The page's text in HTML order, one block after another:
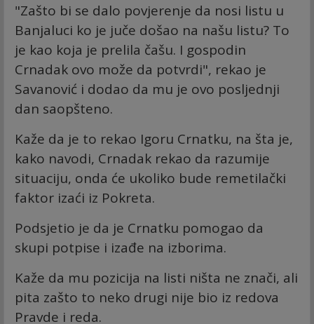
"Zašto bi se dalo povjerenje da nosi listu u
Banjaluci ko je juče došao na našu listu? To
je kao koja je prelila čašu. I gospodin
Crnadak ovo može da potvrdi", rekao je
Savanović i dodao da mu je ovo posljednji
dan saopšteno.
Kaže da je to rekao Igoru Crnatku, na šta je,
kako navodi, Crnadak rekao da razumije
situaciju, onda će ukoliko bude remetilački
faktor izaći iz Pokreta.
Podsjetio je da je Crnatku pomogao da
skupi potpise i izađe na izborima.
Kaže da mu pozicija na listi ništa ne znači, ali
pita zašto to neko drugi nije bio iz redova
Pravde i reda.